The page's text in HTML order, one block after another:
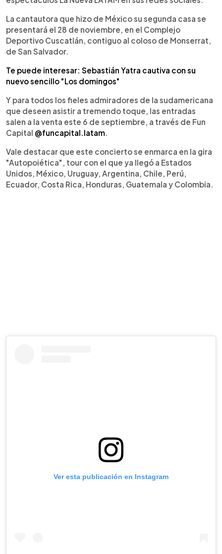
La cantautora que hizo de México su segunda casa se
presentará el 28 de noviembre, en el Complejo
Deportivo Cuscatlán, contiguo al coloso de Monserrat,
de San Salvador.
Te puede interesar: Sebastián Yatra cautiva con su
nuevo sencillo "Los domingos"
Y para todos los fieles admiradores de la sudamericana
que deseen asistir a tremendo toque, las entradas
salen a la venta este 6 de septiembre, a través de Fun
Capital @funcapital.latam
Vale destacar que este concierto se enmarca en la gira
"Autopoiética", tour con el que ya llegó a Estados
Unidos, México, Uruguay, Argentina, Chile, Perú,
Ecuador, Costa Rica, Honduras, Guatemala y Colombia.
Ver esta publicación en Instagram